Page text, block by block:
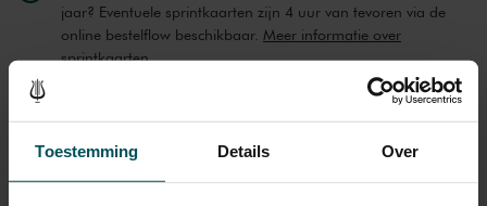
Toestemming Details Over
jaar? Eventuele sprintkaarten zijn 4 uur van tevoren via de
online bestelflow beschikbaar. Meer informatie over
sprintkaarten
Prijzen zijn exclusief transactiekosten: € 5 per bestelling. Wilt
u rolstoelplaatsen bestellen? Mail naar
kassa@concertgebouw.nl of bel de Concertgebouwlijn op
020 – 671 83 45.